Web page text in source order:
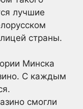
лучшие
страны.
Минска
С каждым
смогли